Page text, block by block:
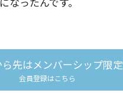
ら先はメンバーシップ限定
会員登録はこちら